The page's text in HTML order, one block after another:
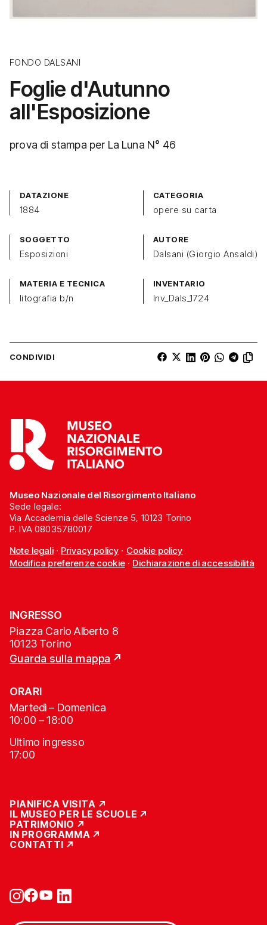
FONDO DALSANI
Foglie d'Autunno
all'Esposizione
prova di stampa per La Luna N° 46
DATAZIONE
1884
CATEGORIA
opere su carta
SOGGETTO
Esposizioni
AUTORE
Dalsani (Giorgio Ansaldi)
MATERIA E TECNICA
litografia b/n
INVENTARIO
Inv_Dals_1724
CONDIVIDI
Museo Nazionale del Risorgimento Italiano
Sede legale:
Via Accademia delle Scienze 5, 10123 Torino
P. IVA 08035780017
Note legali· Privacy policy · Cookie policy
Modifica preferenze cookie· Dichiarazione di accessibilità
INGRESSO
Piazza Carlo Alberto 8
10123 Torino
Guarda sulla mappa
ORARI
Martedì – Domenica
10:00 – 18:00
Ultimo ingresso
17:00
PIANIFICA VISITA
IL MUSEO PER LE SCUOLE
PATRIMONIO
IN PROGRAMMA
CONTATTI